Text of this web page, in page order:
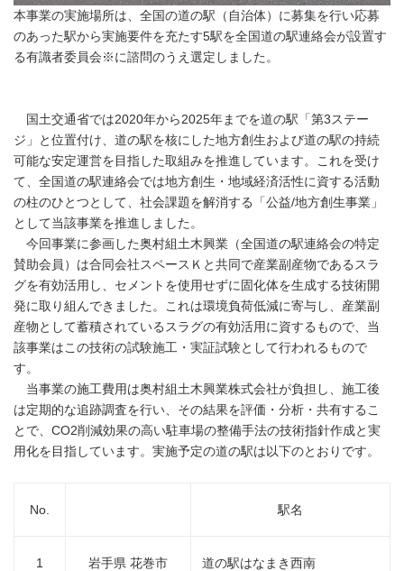
本事業の実施場所は、全国の道の駅（自治体）に募集を行い応募
のあった駅から実施要件を充たす5駅を全国道の駅連絡会が設置す
る有識者委員会※に諮問のうえ選定しました。
国土交通省では2020年から2025年までを道の駅「第3ステー
ジ」と位置付け、道の駅を核にした地方創生および道の駅の持続
可能な安定運営を目指した取組みを推進しています。これを受け
て、全国道の駅連絡会では地方創生・地域経済活性に資する活動
の柱のひとつとして、社会課題を解消する「公益/地方創生事業」
として当該事業を推進しました。
今回事業に参画した奥村組土木興業（全国道の駅連絡会の特定
賛助会員）は合同会社スペースＫと共同で産業副産物であるスラ
グを有効活用し、セメントを使用せずに固化体を生成する技術開
発に取り組んできました。これは環境負荷低減に寄与し、産業副
産物として蓄積されているスラグの有効活用に資するもので、当
該事業はこの技術の試験施工・実証試験として行われるもので
す。
当事業の施工費用は奥村組土木興業株式会社が負担し、施工後
は定期的な追跡調査を行い、その結果を評価・分析・共有するこ
とで、CO2削減効果の高い駐車場の整備手法の技術指針作成と実
用化を目指しています。実施予定の道の駅は以下のとおりです。
No. 駅名
1 岩手県 花巻市 道の駅はなまき西南